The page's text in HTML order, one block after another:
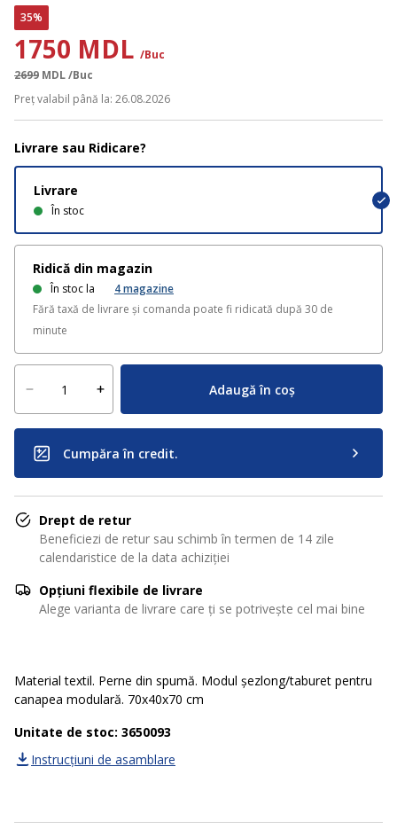
35%
1750 MDL /Buc
2699 MDL/Buc
Preț valabil până la: 26.08.2026
Livrare sau Ridicare?
Livrare
În stoc
Ridică din magazin
În stoc la 4magazine
Fără taxă de livrare și comanda poate fi ridicată după 30 de
minute
Adaugă în coș
Cumpăra în credit.
Drept de retur
Beneficiezi de retur sau schimb în termen de 14 zile
calendaristice de la data achiziției
Opțiuni flexibile de livrare
Alege varianta de livrare care ți se potrivește cel mai bine
Material textil. Perne din spumă. Modul șezlong/taburet pentru
canapea modulară. 70x40x70 cm
Unitate de stoc: 3650093
Instrucțiuni de asamblare